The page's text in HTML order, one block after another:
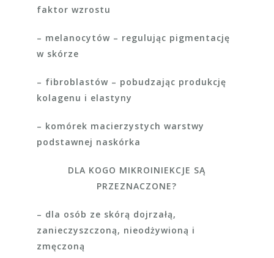
faktor wzrostu
– melanocytów – regulując pigmentację
w skórze
– fibroblastów – pobudzając produkcję
kolagenu i elastyny
– komórek macierzystych warstwy
podstawnej naskórka
DLA KOGO MIKROINIEKCJE SĄ
PRZEZNACZONE?
– dla osób ze skórą dojrzałą,
zanieczyszczoną, nieodżywioną i
zmęczoną